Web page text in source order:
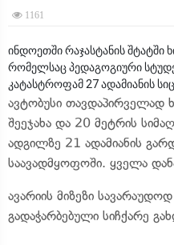
1161
ინდოეთში რაჯასტანის შტატში
რომელსაც პედაგოგიური
კატასტროფამ 27 ადამიანის
ავტობუსი თავდაპირველად
შეეჯახა და 20 მეტრის
ადგილზე 21 ადამიანის
საავადმყოფოში. ყველა
ავარიის მიზეზი
გადაჭარბებული სიჩქარე